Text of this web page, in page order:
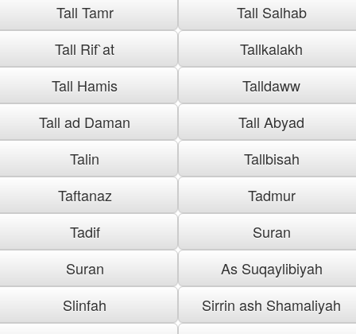
Tall Tamr
Tall Salhab
Tall Rif`at
Tallkalakh
Tall Hamis
Talldaww
Tall ad Daman
Tall Abyad
Talin
Tallbisah
Taftanaz
Tadmur
Tadif
Suran
Suran
As Suqaylibiyah
Slinfah
Sirrin ash Shamaliyah